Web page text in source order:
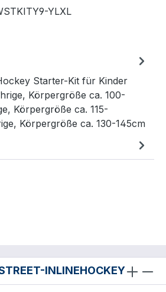
YLXL
Starter-Kit für Kinder
Körpergröße ca. 100-
Körpergröße ca. 115-
Körpergröße ca. 130-145cm
INLINEHOCKEY